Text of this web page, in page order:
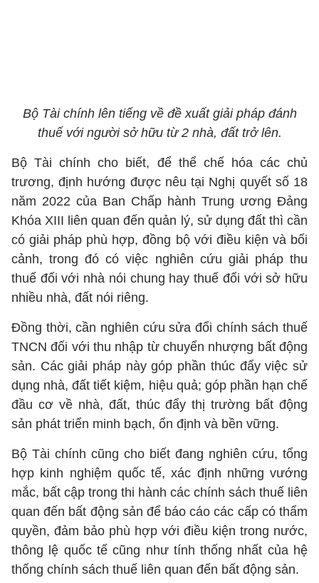
Bộ Tài chính lên tiếng về đề xuất giải pháp đánh
thuế với người sở hữu từ 2 nhà, đất trở lên.
Bộ Tài chính cho biết, để thể chế hóa các chủ
trương, định hướng được nêu tại Nghị quyết số 18
năm 2022 của Ban Chấp hành Trung ương Đảng
Khóa XIII liên quan đến quản lý, sử dụng đất thì cần
có giải pháp phù hợp, đồng bộ với điều kiện và bối
cảnh, trong đó có việc nghiên cứu giải pháp thu
thuế đối với nhà nói chung hay thuế đối với sở hữu
nhiều nhà, đất nói riêng.
Đồng thời, cần nghiên cứu sửa đổi chính sách thuế
TNCN đối với thu nhập từ chuyển nhượng bất động
sản. Các giải pháp này góp phần thúc đẩy việc sử
dụng nhà, đất tiết kiệm, hiệu quả; góp phần hạn chế
đầu cơ về nhà, đất, thúc đẩy thị trường bất động
sản phát triển minh bạch, ổn định và bền vững.
Bộ Tài chính cũng cho biết đang nghiên cứu, tổng
hợp kinh nghiệm quốc tế, xác định những vướng
mắc, bất cập trong thi hành các chính sách thuế liên
quan đến bất động sản để báo cáo các cấp có thẩm
quyền, đảm bảo phù hợp với điều kiện trong nước,
thông lệ quốc tế cũng như tính thống nhất của hệ
thống chính sách thuế liên quan đến bất động sản.